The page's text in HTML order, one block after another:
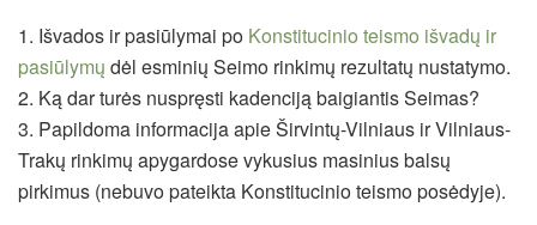
1. Išvados ir pasiūlymai po Konstitucinio teismo išvadų ir
pasiūlymų dėl esminių Seimo rinkimų rezultatų nustatymo.
2. Ką dar turės nuspręsti kadenciją baigiantis Seimas?
3. Papildoma informacija apie Širvintų-Vilniaus ir Vilniaus-
Trakų rinkimų apygardose vykusius masinius balsų
pirkimus (nebuvo pateikta Konstitucinio teismo posėdyje).